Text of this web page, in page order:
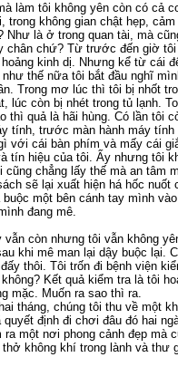
làm tôi không yên còn có cả
trong không gian chật hẹp,
Như là ở trong quan tài, mà
chân chứ? Từ trước đến giờ
kinh dị. Nhưng kể từ cái
thế nữa tôi bắt đầu nghĩ
Trong mơ lúc thì tôi bị nhốt
lúc còn bị nhét trong tủ lạnh.
thì quả là hãi hùng. Có lần tôi
tính, trước màn hành máy
với cái bàn phím và mấy cái
tín hiệu của tôi. Ấy nhưng tôi
cũng chẳng lấy thế mà an tâm
sẽ lại xuất hiện há hốc
buộc một bên cánh tay mình
đang mê.
vẫn còn nhưng tôi vẫn không
khi mê man lại dậy buộc lại.
thôi. Tôi trốn đi bệnh viện
Kết quả kiểm tra là tôi
mặc. Muốn ra sao thì ra.
tháng, chúng tôi thu về một
quyết định đi chơi đâu đó hai
ra một nơi phong cảnh đẹp mà
thở không khí trong lành và thư